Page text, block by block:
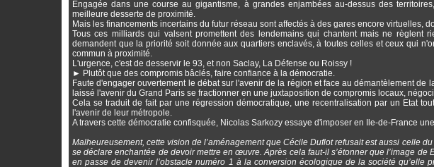
Engagée dans une course au gigantisme, à grandes enjambées au-dessus des
meilleure desserte de proximité.
Mais les financements incertains du futur réseau sont affectés à des gares encore virtuelles,
Tous ces milliards qui valsent promettent des lendemains qui chantent mais ne règlent
demandent que la priorité soit donnée aux quartiers enclavés, à toutes celles et ceux qui
commun à proximité.
L'urgence, c'est de desservir le 93, et non Saclay, La Défense ou Roissy !
► Plutôt que des compromis bâclés, faire confiance à la démocratie.
Faute d'engager ouvertement le débat sur l'avenir de la région et face au démantèlement
laissé l'avenir du Grand Paris se fractionner en une juxtaposition de compromis locaux,
Cela se traduit de fait par une régression démocratique, une recentralisation par un Etat
l'avenir de leur métropole.
A travers cette démocratie confisquée, Nicolas Sarkozy essaye d'imposer en Ile-de-France
Malheureusement, cette vision de l’aménagement que Cécile Duflot refusait est aussi celle
se déclare enchantée de devoir mettre en œuvre. Après cela faut-il s’étonner que l’image de
en passe de devenir l’obstacle numéro 1 à la conversion écologique de la société qu’elle